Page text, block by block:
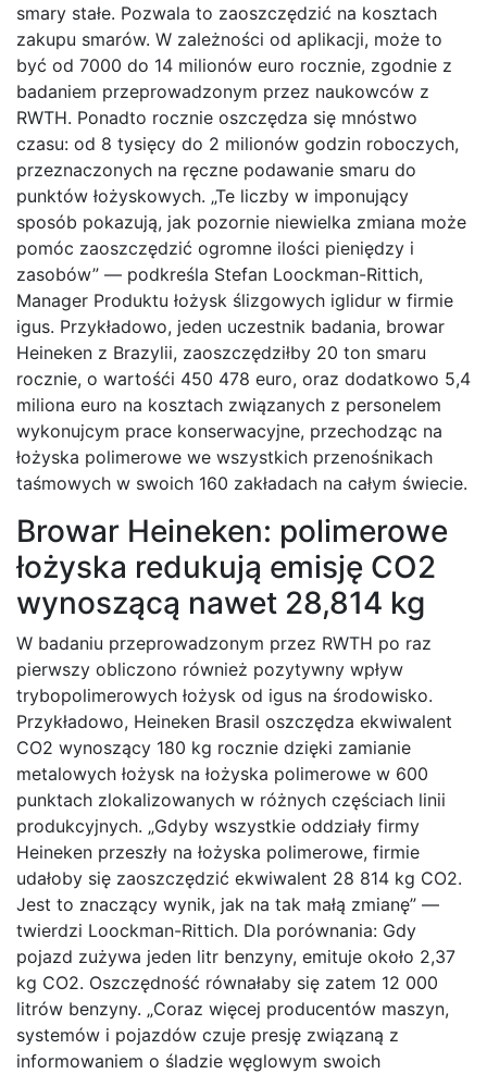
smary stałe. Pozwala to zaoszczędzić na kosztach
zakupu smarów. W zależności od aplikacji, może to
być od 7000 do 14 milionów euro rocznie, zgodnie z
badaniem przeprowadzonym przez naukowców z
RWTH. Ponadto rocznie oszczędza się mnóstwo
czasu: od 8 tysięcy do 2 milionów godzin roboczych,
przeznaczonych na ręczne podawanie smaru do
punktów łożyskowych. „Te liczby w imponujący
sposób pokazują, jak pozornie niewielka zmiana może
pomóc zaoszczędzić ogromne ilości pieniędzy i
zasobów” — podkreśla Stefan Loockman-Rittich,
Manager Produktu łożysk ślizgowych iglidur w firmie
igus. Przykładowo, jeden uczestnik badania, browar
Heineken z Brazylii, zaoszczędziłby 20 ton smaru
rocznie, o wartośći 450 478 euro, oraz dodatkowo 5,4
miliona euro na kosztach związanych z personelem
wykonujcym prace konserwacyjne, przechodząc na
łożyska polimerowe we wszystkich przenośnikach
taśmowych w swoich 160 zakładach na całym świecie.
Browar Heineken: polimerowe
łożyska redukują emisję CO2
wynoszącą nawet 28,814 kg
W badaniu przeprowadzonym przez RWTH po raz
pierwszy obliczono również pozytywny wpływ
trybopolimerowych łożysk od igus na środowisko.
Przykładowo, Heineken Brasil oszczędza ekwiwalent
CO2 wynoszący 180 kg rocznie dzięki zamianie
metalowych łożysk na łożyska polimerowe w 600
punktach zlokalizowanych w różnych częściach linii
produkcyjnych. „Gdyby wszystkie oddziały firmy
Heineken przeszły na łożyska polimerowe, firmie
udałoby się zaoszczędzić ekwiwalent 28 814 kg CO2.
Jest to znaczący wynik, jak na tak małą zmianę” —
twierdzi Loockman-Rittich. Dla porównania: Gdy
pojazd zużywa jeden litr benzyny, emituje około 2,37
kg CO2. Oszczędność równałaby się zatem 12 000
litrów benzyny. „Coraz więcej producentów maszyn,
systemów i pojazdów czuje presję związaną z
informowaniem o śladzie węglowym swoich